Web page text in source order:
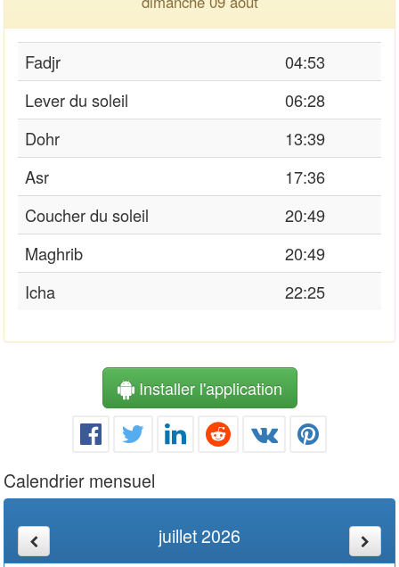
Fadjr
04:53
Lever du soleil
06:28
Dohr
13:39
Asr
17:36
Coucher du soleil
20:49
Maghrib
20:49
Icha
22:25
Installer l'application
Calendrier mensuel
juillet 2026